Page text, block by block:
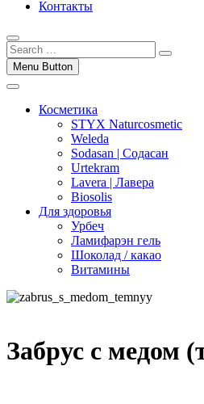
Контакты
Menu Button
Косметика
STYX Naturcosmetic
Weleda
Sodasan | Содасан
Urtekram
Lavera | Лавера
Biosolis
Для здоровья
Урбеч
Ламифарэн гель
Шоколад / какао
Витамины
Забрус с медом